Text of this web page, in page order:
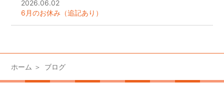
2026.06.02
6月のお休み（追記あり）
ホーム ブログ